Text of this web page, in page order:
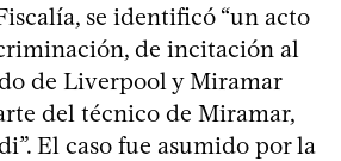
se identificó “un acto
de incitación al
de Liverpool y Miramar
del técnico de Miramar,
El caso fue asumido por la